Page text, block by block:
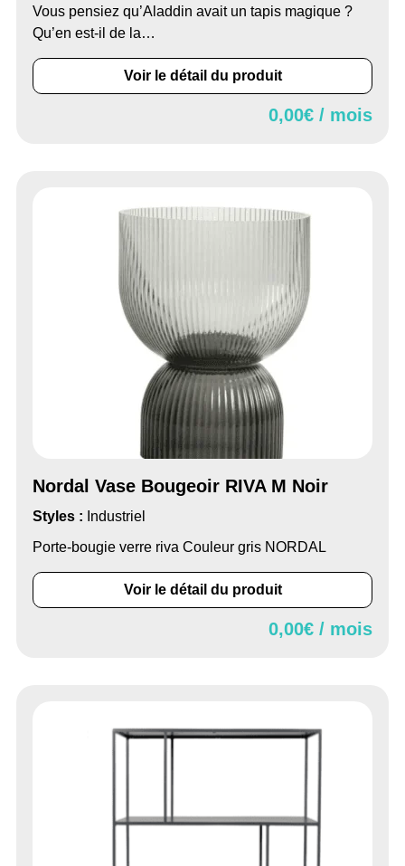
Vous pensiez qu’Aladdin avait un tapis magique ?
Qu’en est-il de la…
0,00€ / mois
Voir le détail du produit
Nordal Vase Bougeoir RIVA M Noir
Styles : Industriel
Porte-bougie verre riva Couleur gris NORDAL
0,00€ / mois
Voir le détail du produit